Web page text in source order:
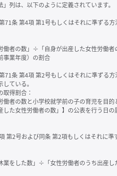
列は、以下のように定義されています。
71条 第4項 第1号もしくはそれに準ずる
働者の数」÷「自身が出産した女性労働
事業年度）の割合
71条 第4項 第2号もしくはそれに準ずる
ている。
得割合：
働者の数と小学校就学前の子の育児を目
た女性労働者の数」】の公表を行う日
第2号および同条 第2項もしくはそれに
業をした数」÷「女性労働者のうち出産